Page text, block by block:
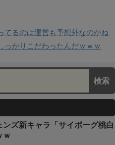
てるのは運営も予想外なのかね
っかりこだわったんだｗｗｗ
ンズ新キャラ「サイボーグ桃白
ｗ